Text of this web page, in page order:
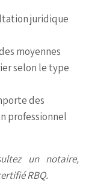
juridique
moyennes
selon le type
des
professionnel
un notaire,
RBQ.